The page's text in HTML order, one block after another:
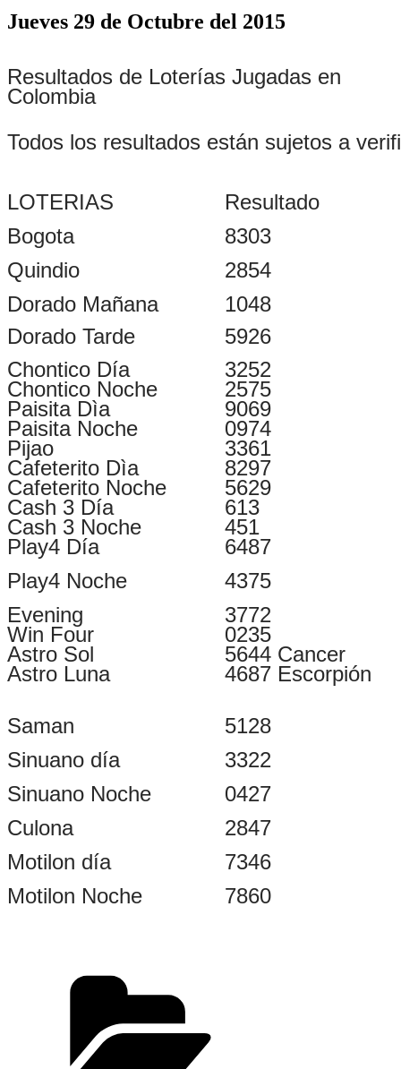
Jueves 29 de Octubre del 2015
Resultados de Loterías Jugadas en
Colombia
Todos los resultados están sujetos a
LOTERIAS
Resultado
Bogota
8303
Quindio
2854
Dorado Mañana
1048
Dorado Tarde
5926
Chontico Día
3252
Chontico Noche
2575
Paisita Dìa
9069
Paisita Noche
0974
Pijao
3361
Cafeterito Dìa
8297
Cafeterito Noche
5629
Cash 3 Día
613
Cash 3 Noche
451
Play4 Día
6487
Play4 Noche
4375
Evening
3772
Win Four
0235
Astro Sol
5644 Cancer
Astro Luna
4687 Escorpión
Saman
Sinuano día
Sinuano Noche
Culona
Motilon día
Motilon Noche
5128
3322
0427
2847
7346
7860